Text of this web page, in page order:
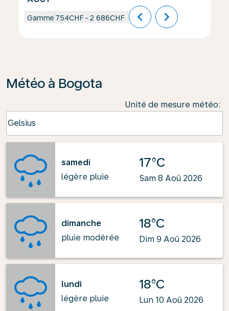
Gamme 754CHF - 2 686CHF chevron_left chevron_right
Météo à Bogota
Unité de mesure météo:
Celsius
keyboard_arrow_down
samedi
légère pluie
17°C
Sam 8 Aoû 2026
dimanche
pluie modérée
18°C
Dim 9 Aoû 2026
lundi
légère pluie
18°C
Lun 10 Aoû 2026